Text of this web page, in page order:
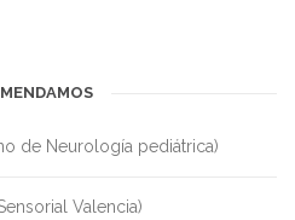
de Neurología pediátrica)
Valencia)